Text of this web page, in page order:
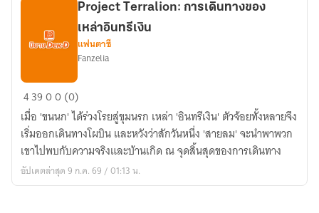
Project
Terralion:
การ
เดิน
ทาง
ของ
Project Terralion: การเดินทางของ
เหล่าอินทรีเงิน
แฟนตาซี
Fanzelia
43900 (0)
เมื่อ 'ขนนก' ได้ร่วงโรยสู่ขุมนรก เหล่า 'อินทรีเงิน' ตัวจ้อยทั้งหลายจึง
เริ่มออกเดินทางโผบิน และหวังว่าสักวันหนึ่ง 'สายลม' จะนำพาพวก
เขาไปพบกับความจริงและบ้านเกิด ณ จุดสิ้นสุดของการเดินทาง
อัปเดตล่าสุด 9 ก.ค. 69 / 01:13 น.